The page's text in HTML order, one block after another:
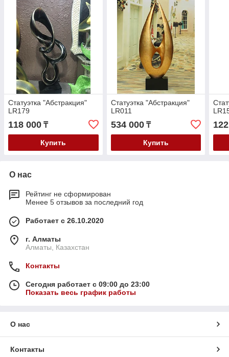
Статуэтка "Абстракция"
LR179
118 000 ₸
Купить
Статуэтка "Абстракция"
LR011
534 000₸
Купить
О нас
Рейтинг не сформирован
Менее 5 отзывов за последний год
Работает с 26.10.2020
г. Алматы
Алматы, Казахстан
Контакты
Сегодня работает с 09:00 до 23:00
Показать весь график работы
О нас
Контакты